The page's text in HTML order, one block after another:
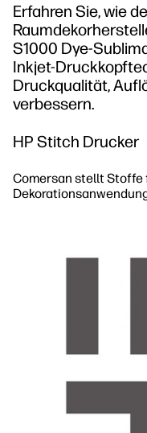
Erfahren Sie, wie
S1000 Dye-
Inkjet-
Druckqualität,
verbessern.
HP Stitch Drucker
Comersan stellt Stoffe